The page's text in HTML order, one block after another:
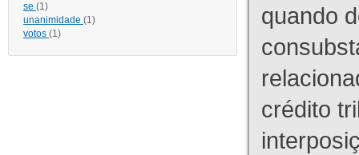
se (1)
unanimidade (1)
votos (1)
quando
crédito